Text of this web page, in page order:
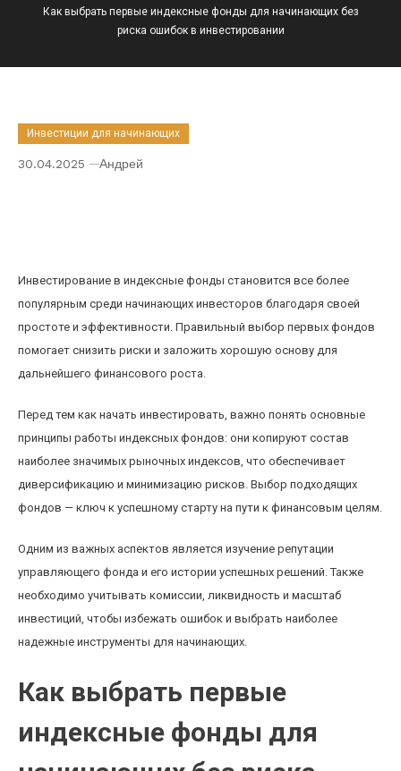
Как выбрать первые индексные фонды для начинающих без
риска ошибок в инвестировании
Инвестиции для начинающих
30.04.2025 Андрей
Инвестирование в индексные фонды становится все более
популярным среди начинающих инвесторов благодаря своей
простоте и эффективности. Правильный выбор первых фондов
помогает снизить риски и заложить хорошую основу для
дальнейшего финансового роста.
Перед тем как начать инвестировать, важно понять основные
принципы работы индексных фондов: они копируют состав
наиболее значимых рыночных индексов, что обеспечивает
диверсификацию и минимизацию рисков. Выбор подходящих
фондов — ключ к успешному старту на пути к финансовым целям.
Одним из важных аспектов является изучение репутации
управляющего фонда и его истории успешных решений. Также
необходимо учитывать комиссии, ликвидность и масштаб
инвестиций, чтобы избежать ошибок и выбрать наиболее
надежные инструменты для начинающих.
Как выбрать первые
индексные фонды для